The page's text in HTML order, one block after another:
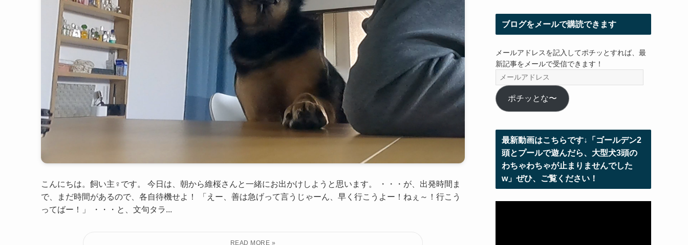
こんにちは。飼い主♀です。 今日は、朝から維桜さんと一緒にお出かけしようと思います。 ・・・が、出発時間ま
で、まだ時間があるので、各自待機せよ！ 「えー、善は急げって言うじゃーん、早く行こうよー！ねぇ～！行こう
ってばー！」 ・・・と、文句タラ...
ブログをメールで購読できます
メールアドレスを記入してポチッとすれば、最
新記事をメールで受信できます！
ー
ル
ア
レ
ス
ポチッとな〜
最新動画はこちらです↓「ゴールデン2
頭とプールで遊んだら、大型犬3頭の
わちゃわちゃが止まりませんでした
w」ぜひ、ご覧ください！